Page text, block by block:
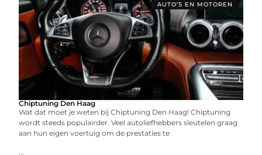
AUTO’S EN MOTOREN
Chiptuning Den Haag
Wat dat moet je weten bij Chiptuning Den Haag! Chiptuning
wordt steeds populairder. Veel autoliefhebbers sleutelen graag
aan hun eigen voertuig om de prestaties te
...